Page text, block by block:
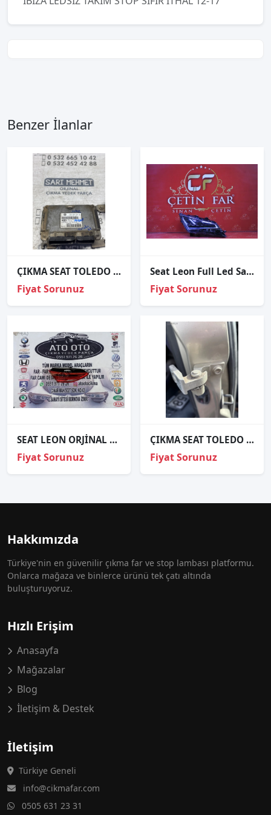
Benzer İlanlar
ÇIKMA SEAT TOLEDO 1.6 MOTOR BEYNİ 036906034DS
Fiyat Sorunuz
Seat Leon Full Led Sağ Far Leon Fr Led Sağ Far Sıfır İthal 5f1941008e
Fiyat Sorunuz
SEAT LEON ORJİNAL ÇIKMA SOL İÇ STOP
Fiyat Sorunuz
ÇIKMA SEAT TOLEDO SAĞ ARKA KAPI MENTEŞESİ ÜST
Fiyat Sorunuz
Hakkımızda
Türkiye'nin en güvenilir çıkma far ve stop lambası platformu.
Onlarca mağaza ve binlerce ürünü tek çatı altında
buluşturuyoruz.
Hızlı Erişim
Anasayfa
Mağazalar
Blog
İletişim & Destek
İletişim
Türkiye Geneli
info@cikmafar.com
0505 631 23 31